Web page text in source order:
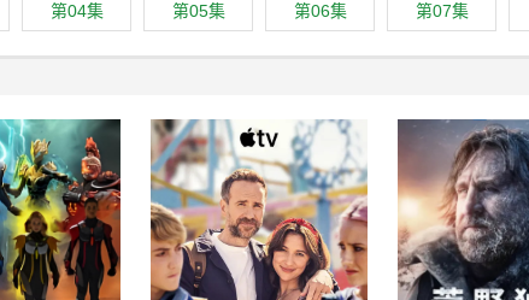
第04集 第05集 第06集 第07集